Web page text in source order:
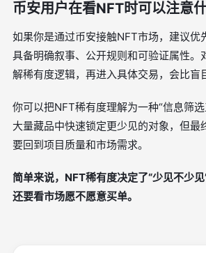
币安用户在看NFT时可以注意
如果你是通过币安接触NFT市场，建议优
具备明确叙事、公开规则和可验证属性。
解稀有度逻辑，再进入具体交易，会比盲
你可以把NFT稀有度理解为一种“信息筛
大量藏品中快速锁定更少见的对象，但最
要回到项目质量和市场需求。
简单来说，NFT稀有度决定了“少见不少见
还要看市场愿不愿意买单。